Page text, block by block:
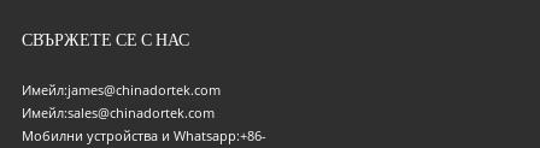
СВЪРЖЕТЕ СЕ С НАС
Имейл:james@chinadortek.com
Имейл:sales@chinadortek.com
Мобилни устройства и Whatsapp:+86-